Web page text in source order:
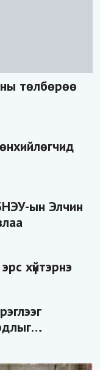
төлбөрөө
ын Элчин
хүйтэрнэ